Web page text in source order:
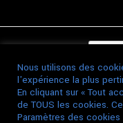
Post navigation
27/05 –
Nous utilisons des
l'expérience la plus
En cliquant sur « Tout
de TOUS les cookies.
Paramètres des